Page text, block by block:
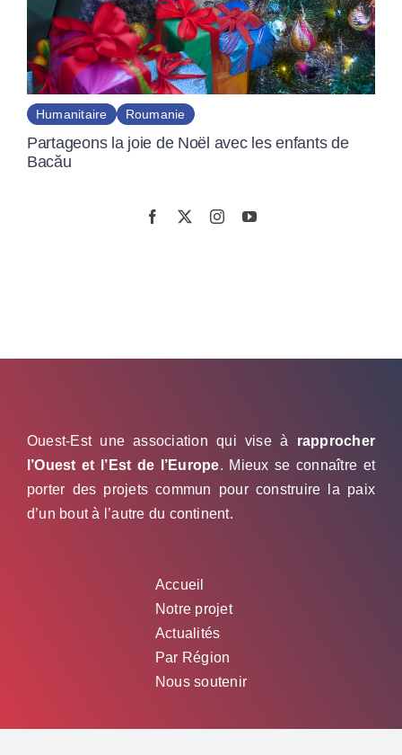
Humanitaire Roumanie
Partageons la joie de Noël avec les enfants de
Bacău
Ouest-Est une association qui vise à rapprocher
l’Ouest et l’Est de l’Europe. Mieux se connaître et
porter des projets commun pour construire la paix
d’un bout à l’autre du continent.
Accueil
Notre projet
Actualités
Par Région
Nous soutenir